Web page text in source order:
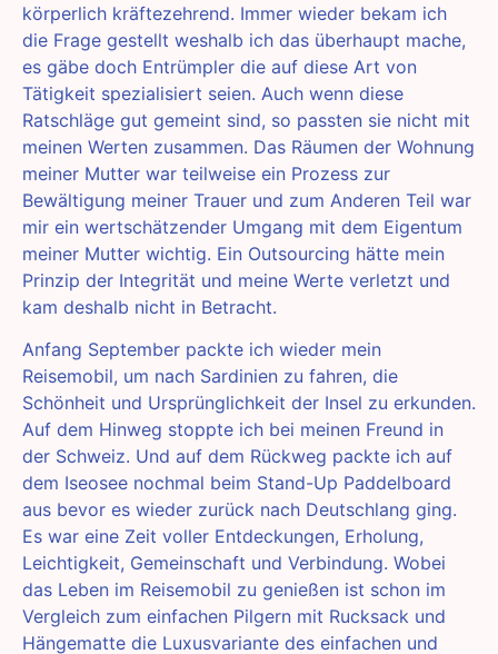
körperlich kräftezehrend. Immer wieder bekam ich
die Frage gestellt weshalb ich das überhaupt mache,
es gäbe doch Entrümpler die auf diese Art von
Tätigkeit spezialisiert seien. Auch wenn diese
Ratschläge gut gemeint sind, so passten sie nicht mit
meinen Werten zusammen. Das Räumen der Wohnung
meiner Mutter war teilweise ein Prozess zur
Bewältigung meiner Trauer und zum Anderen Teil war
mir ein wertschätzender Umgang mit dem Eigentum
meiner Mutter wichtig. Ein Outsourcing hätte mein
Prinzip der Integrität und meine Werte verletzt und
kam deshalb nicht in Betracht.
Anfang September packte ich wieder mein
Reisemobil, um nach Sardinien zu fahren, die
Schönheit und Ursprünglichkeit der Insel zu erkunden.
Auf dem Hinweg stoppte ich bei meinen Freund in
der Schweiz. Und auf dem Rückweg packte ich auf
dem Iseosee nochmal beim Stand-Up Paddelboard
aus bevor es wieder zurück nach Deutschlang ging.
Es war eine Zeit voller Entdeckungen, Erholung,
Leichtigkeit, Gemeinschaft und Verbindung. Wobei
das Leben im Reisemobil zu genießen ist schon im
Vergleich zum einfachen Pilgern mit Rucksack und
Hängematte die Luxusvariante des einfachen und